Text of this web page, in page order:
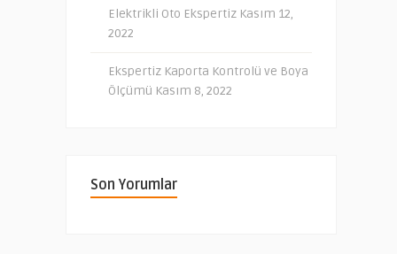
Elektrikli Oto Ekspertiz Kasım 12,
2022
Ekspertiz Kaporta Kontrolü ve Boya
Ölçümü Kasım 8, 2022
Son Yorumlar